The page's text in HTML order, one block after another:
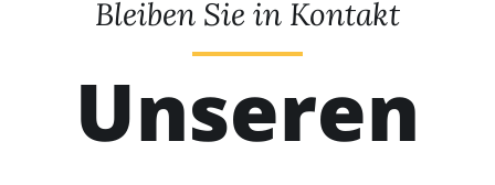
Bleiben Sie in Kontakt
Unseren